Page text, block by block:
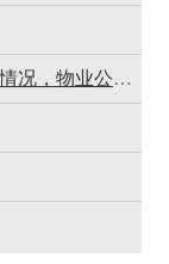
物业公司注意啦，小区发生火灾，13种情况，物业公司不担责！